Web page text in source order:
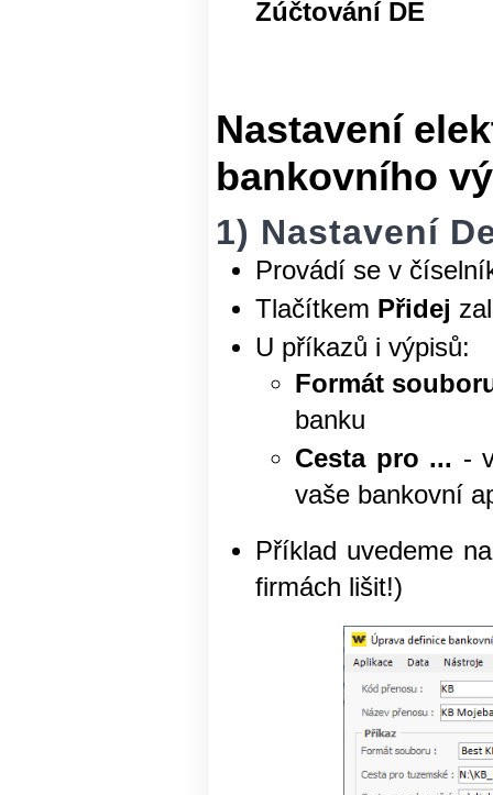
Zúčtování DE
Nastavení
bankovního
1) Nastavení
Provádí se v
Tlačítkem Přidej
U příkazů i výpisů:
Formát
banku
Cesta pro ... -
vaše bankovní
Příklad uvedeme
firmách lišit!)